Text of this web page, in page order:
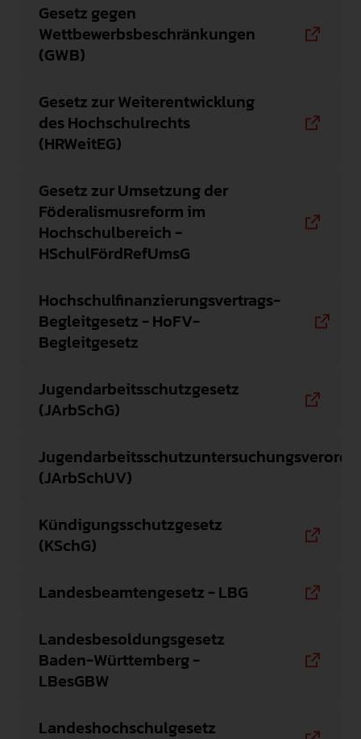
Gesetz gegen
Wettbewerbsbeschränkungen
(GWB)
Gesetz zur Weiterentwicklung
des Hochschulrechts
(HRWeitEG)
Gesetz zur Umsetzung der
Föderalismusreform im
Hochschulbereich -
HSchulFördRefUmsG
Hochschulfinanzierungsvertrags-
Begleitgesetz - HoFV-
Begleitgesetz
Jugendarbeitsschutzgesetz
(JArbSchG)
(JArbSchUV)
Kündigungsschutzgesetz
(KSchG)
Landesbeamtengesetz - LBG
Landesbesoldungsgesetz
Baden-Württemberg -
LBesGBW
Landeshochschulgesetz